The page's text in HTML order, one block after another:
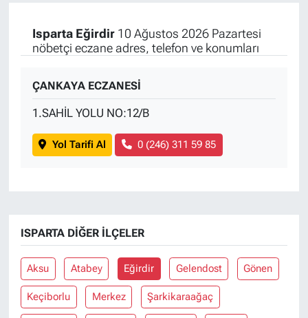
Isparta Eğirdir10 Ağustos 2026 Pazartesi
nöbetçi eczane adres, telefon ve konumları
ÇANKAYA ECZANESİ
1.SAHİL YOLU NO:12/B
Yol Tarifi Al 0 (246) 311 59 85
ISPARTA DIĞER İLÇELER
Aksu Atabey Eğirdir Gelendost Gönen
Keçiborlu Merkez Şarkikaraağaç